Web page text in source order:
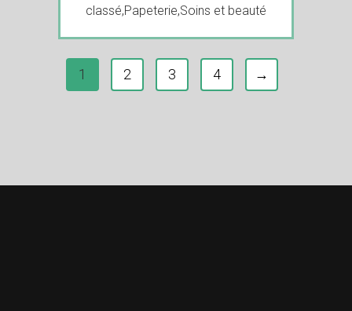
classé,Papeterie,Soins et beauté
1 2 3 4 →